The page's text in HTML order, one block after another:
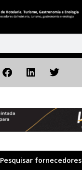
Pesquisar fornecedores